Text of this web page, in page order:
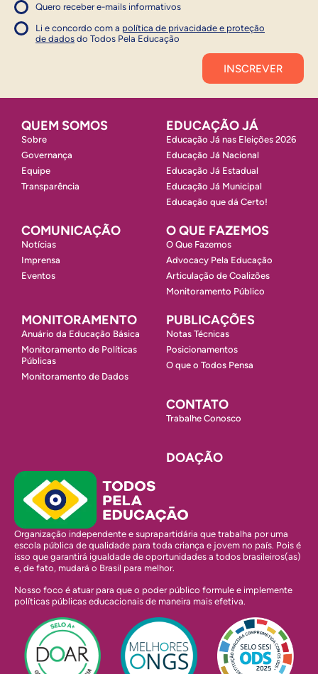
Quero receber e-mails informativos
1
Concordo com a política
Concordo com a política
Li e concordo com a política de privacidade e proteção
de dados do Todos Pela Educação
1
QUEM SOMOS
Sobre
Governança
Equipe
Transparência
EDUCAÇÃO JÁ
Educação Já nas Eleições 2026
Educação Já Nacional
Educação Já Estadual
Educação Já Municipal
Educação que dá Certo!
COMUNICAÇÃO
Notícias
Imprensa
Eventos
O QUE FAZEMOS
O Que Fazemos
Advocacy Pela Educação
Articulação de Coalizões
Monitoramento Público
MONITORAMENTO
Anuário da Educação Básica
Monitoramento de Políticas
Públicas
Monitoramento de Dados
PUBLICAÇÕES
Notas Técnicas
Posicionamentos
O que o Todos Pensa
CONTATO
Trabalhe Conosco
DOAÇÃO
Organização independente e suprapartidária que trabalha por uma
escola pública de qualidade para toda criança e jovem no país. Pois é
isso que garantirá igualdade de oportunidades a todos brasileiros(as)
e, de fato, mudará o Brasil para melhor.
Nosso foco é atuar para que o poder público formule e implemente
políticas públicas educacionais de maneira mais efetiva.